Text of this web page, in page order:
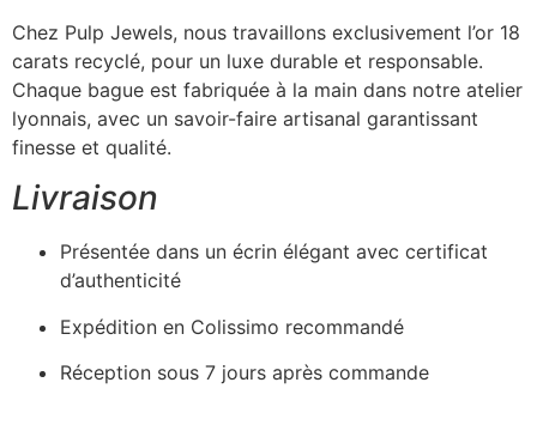
Chez Pulp Jewels, nous travaillons exclusivement l’or 18
carats recyclé, pour un luxe durable et responsable.
Chaque bague est fabriquée à la main dans notre atelier
lyonnais, avec un savoir-faire artisanal garantissant
finesse et qualité.
Livraison
Présentée dans un écrin élégant avec certificat
d’authenticité
Expédition en Colissimo recommandé
Réception sous 7 jours après commande